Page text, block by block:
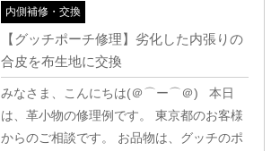
内側補修・交換
【グッチポーチ修理】劣化した内張りの
合皮を布生地に交換
みなさま、こんにちは(＠⌒ー⌒＠) 本日
は、革小物の修理例です。 東京都のお客様
からのご相談です。 お品物は、グッチのポ